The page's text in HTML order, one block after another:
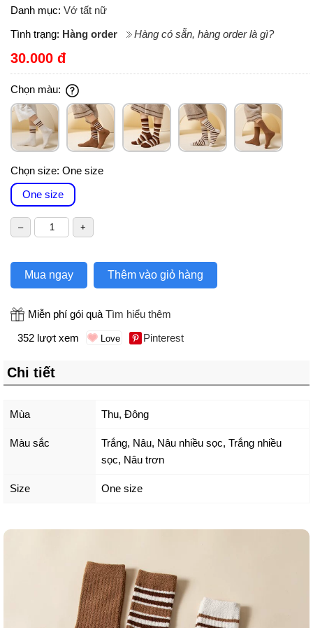
Danh mục: Vớ tất nữ
Tình trạng: Hàng order Hàng có sẵn, hàng order là gì?
30.000 đ
Chọn màu:
Chọn size: One size
One size
Mua ngay Thêm vào giỏ hàng
Miễn phí gói quà Tìm hiểu thêm
352 lượt xem
Pinterest
Chi tiết
Mùa Thu, Đông
Màu sắc Trắng, Nâu, Nâu nhiều sọc, Trắng nhiều
sọc, Nâu trơn
Size One size